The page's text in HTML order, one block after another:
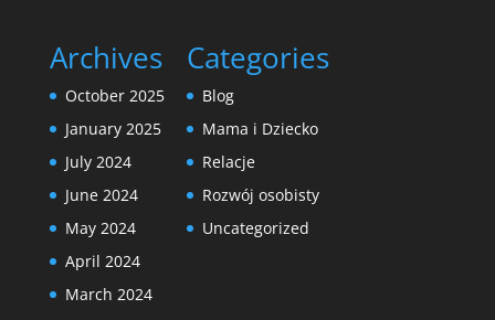
Archives
October 2025
January 2025
July 2024
June 2024
May 2024
April 2024
March 2024
Categories
Blog
Mama i Dziecko
Relacje
Rozwój osobisty
Uncategorized